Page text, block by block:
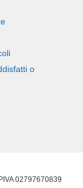
o
02797670839